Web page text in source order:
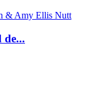
& Amy Ellis Nutt
de...